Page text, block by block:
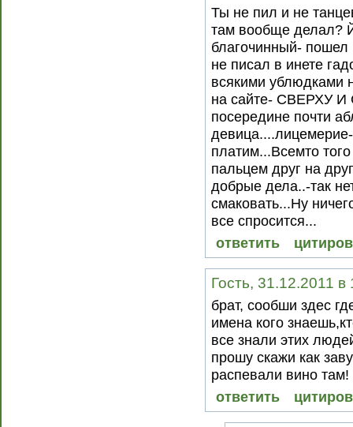
Ты не пил и не
там вообще делал?
благочинный-
не писал в инете
всякими ублюдками
на сайте- СВЕРХУ
посередине почти
платим...Всемто
пальцем друг на
добрые дела..-так
смаковать...Ну
все спросится...
ответить
Гость, 31.12.2011
брат, сообши здес
имена кого
все знали этих
прошу скажи как
распевали вино
ответить